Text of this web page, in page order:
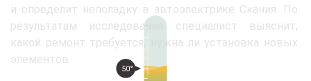
50°
и определит неполадку в автоэлектрике Скания. По
результатам исследования специалист выяснит,
какой ремонт требуется, нужна ли установка новых
элементов.